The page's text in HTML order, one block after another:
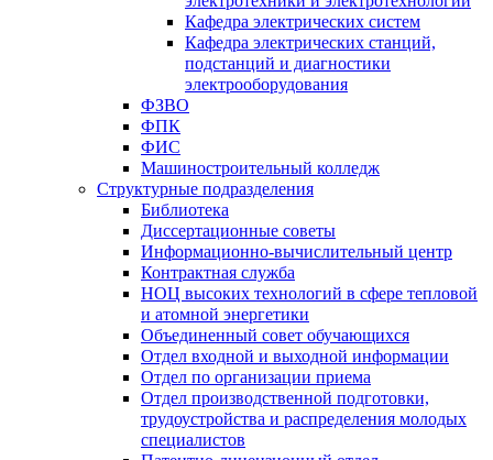
Кафедра электрических систем
Кафедра электрических станций,
подстанций и диагностики
электрооборудования
ФЗВО
ФПК
ФИС
Машиностроительный колледж
Структурные подразделения
Библиотека
Диссертационные советы
Информационно-вычислительный центр
Контрактная служба
НОЦ высоких технологий в сфере тепловой
и атомной энергетики
Объединенный совет обучающихся
Отдел входной и выходной информации
Отдел по организации приема
Отдел производственной подготовки,
трудоустройства и распределения молодых
специалистов